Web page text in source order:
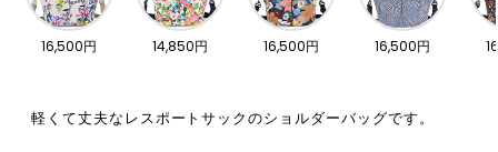
16,500円 14,850円 16,500円 16,500円
軽くて丈夫なレスポートサックのショルダーバッグです。